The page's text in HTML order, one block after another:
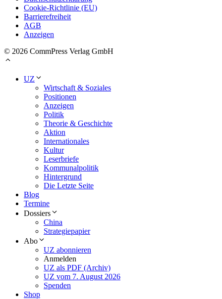
Cookie-Richtlinie (EU)
Barrierefreiheit
AGB
Anzeigen
© 2026 CommPress Verlag GmbH
UZ
Wirtschaft & Soziales
Positionen
Anzeigen
Politik
Theorie & Geschichte
Aktion
Internationales
Kultur
Leserbriefe
Kommunalpolitik
Hintergrund
Die Letzte Seite
Blog
Termine
Dossiers
China
Strategiepapier
Abo
UZ abonnieren
Anmelden
UZ als PDF (Archiv)
UZ vom 7. August 2026
Spenden
Shop